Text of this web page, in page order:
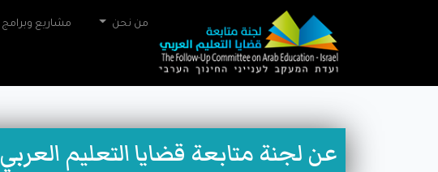
من نحن مشاريع وبرامج
عن لجنة متابعة قضايا التعليم العربي